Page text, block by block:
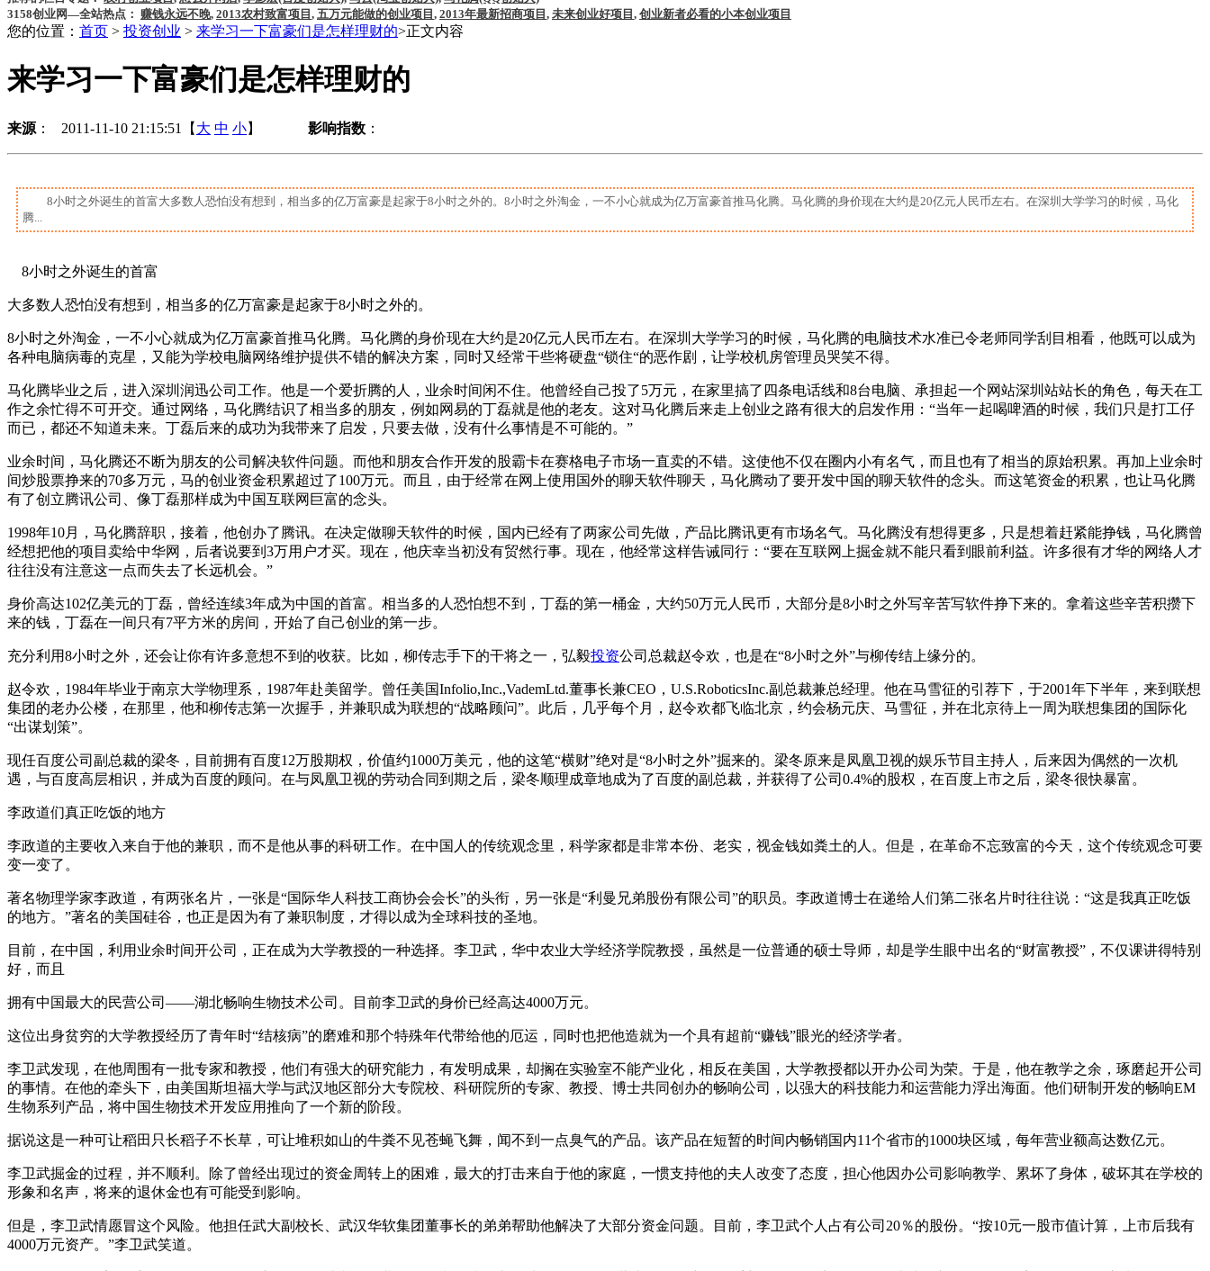
3158创业网—全站热点： 赚钱永远不晚, 2013农村致富项目 , 五万元能做的创业项目 , 2013年最新招商项目 , 未来创业好项目 , 创业新者必看的小本创业项目
您的位置： 首页 > 投资创业 > 来学习一下富豪们是怎样理财的>正文内容
来学习一下富豪们是怎样理财的
来源 ： 2011-11-10 21:15:51【 大 中 小】 影响指数 ：
8小时之外诞生的首富大多数人恐怕没有想到，相当多的亿万富豪是起家于8小时之外的。8小时之外淘金，一不小心就成为亿万富豪首推马化腾。马化腾的身价现在大约是20亿元人民币左右。在深圳大学学习的时候，马化
腾...
8小时之外诞生的首富
大多数人恐怕没有想到，相当多的亿万富豪是起家于8小时之外的。
8小时之外淘金，一不小心就成为亿万富豪首推马化腾。马化腾的身价现在大约是20亿元人民币左右。在深圳大学学习的时候，马化腾的电脑技术水准已令老师同学刮目相看，他既可以成为
各种电脑病毒的克星，又能为学校电脑网络维护提供不错的解决方案，同时又经常干些将硬盘“锁住“的恶作剧，让学校机房管理员哭笑不得。
马化腾毕业之后，进入深圳润迅公司工作。他是一个爱折腾的人，业余时间闲不住。他曾经自己投了5万元，在家里搞了四条电话线和8台电脑、承担起一个网站深圳站站长的角色，每天在工
作之余忙得不可开交。通过网络，马化腾结识了相当多的朋友，例如网易的丁磊就是他的老友。这对马化腾后来走上创业之路有很大的启发作用：“当年一起喝啤酒的时候，我们只是打工仔
而已，都还不知道未来。丁磊后来的成功为我带来了启发，只要去做，没有什么事情是不可能的。”
业余时间，马化腾还不断为朋友的公司解决软件问题。而他和朋友合作开发的股霸卡在赛格电子市场一直卖的不错。这使他不仅在圈内小有名气，而且也有了相当的原始积累。再加上业余时
间炒股票挣来的70多万元，马的创业资金积累超过了100万元。而且，由于经常在网上使用国外的聊天软件聊天，马化腾动了要开发中国的聊天软件的念头。而这笔资金的积累，也让马化腾
有了创立腾讯公司、像丁磊那样成为中国互联网巨富的念头。
1998年10月，马化腾辞职，接着，他创办了腾讯。在决定做聊天软件的时候，国内已经有了两家公司先做，产品比腾讯更有市场名气。马化腾没有想得更多，只是想着赶紧能挣钱，马化腾曾
经想把他的项目卖给中华网，后者说要到3万用户才买。现在，他庆幸当初没有贸然行事。现在，他经常这样告诫同行：“要在互联网上掘金就不能只看到眼前利益。许多很有才华的网络人才
往往没有注意这一点而失去了长远机会。”
身价高达102亿美元的丁磊，曾经连续3年成为中国的首富。相当多的人恐怕想不到，丁磊的第一桶金，大约50万元人民币，大部分是8小时之外写辛苦写软件挣下来的。拿着这些辛苦积攒下
来的钱，丁磊在一间只有7平方米的房间，开始了自己创业的第一步。
充分利用8小时之外，还会让你有许多意想不到的收获。比如，柳传志手下的干将之一，弘毅投资公司总裁赵令欢，也是在“8小时之外”与柳传结上缘分的。
赵令欢，1984年毕业于南京大学物理系，1987年赴美留学。曾任美国Infolio,Inc.,VademLtd.董事长兼CEO，U.S.RoboticsInc.副总裁兼总经理。他在马雪征的引荐下，于2001年下半年，来到联想
集团的老办公楼，在那里，他和柳传志第一次握手，并兼职成为联想的“战略顾问”。此后，几乎每个月，赵令欢都飞临北京，约会杨元庆、马雪征，并在北京待上一周为联想集团的国际化
“出谋划策”。
现任百度公司副总裁的梁冬，目前拥有百度12万股期权，价值约1000万美元，他的这笔“横财”绝对是“8小时之外”掘来的。梁冬原来是凤凰卫视的娱乐节目主持人，后来因为偶然的一次机
遇，与百度高层相识，并成为百度的顾问。在与凤凰卫视的劳动合同到期之后，梁冬顺理成章地成为了百度的副总裁，并获得了公司0.4%的股权，在百度上市之后，梁冬很快暴富。
李政道们真正吃饭的地方
李政道的主要收入来自于他的兼职，而不是他从事的科研工作。在中国人的传统观念里，科学家都是非常本份、老实，视金钱如粪土的人。但是，在革命不忘致富的今天，这个传统观念可要
变一变了。
著名物理学家李政道，有两张名片，一张是“国际华人科技工商协会会长”的头衔，另一张是“利曼兄弟股份有限公司”的职员。李政道博士在递给人们第二张名片时往往说：“这是我真正吃饭
的地方。”著名的美国硅谷，也正是因为有了兼职制度，才得以成为全球科技的圣地。
目前，在中国，利用业余时间开公司，正在成为大学教授的一种选择。李卫武，华中农业大学经济学院教授，虽然是一位普通的硕士导师，却是学生眼中出名的“财富教授”，不仅课讲得特别
好，而且
拥有中国最大的民营公司——湖北畅响生物技术公司。目前李卫武的身价已经高达4000万元。
这位出身贫穷的大学教授经历了青年时“结核病”的磨难和那个特殊年代带给他的厄运，同时也把他造就为一个具有超前“赚钱”眼光的经济学者。
李卫武发现，在他周围有一批专家和教授，他们有强大的研究能力，有发明成果，却搁在实验室不能产业化，相反在美国，大学教授都以开办公司为荣。于是，他在教学之余，琢磨起开公司
的事情。在他的牵头下，由美国斯坦福大学与武汉地区部分大专院校、科研院所的专家、教授、博士共同创办的畅响公司，以强大的科技能力和运营能力浮出海面。他们研制开发的畅响EM
生物系列产品，将中国生物技术开发应用推向了一个新的阶段。
据说这是一种可让稻田只长稻子不长草，可让堆积如山的牛粪不见苍蝇飞舞，闻不到一点臭气的产品。该产品在短暂的时间内畅销国内11个省市的1000块区域，每年营业额高达数亿元。
李卫武掘金的过程，并不顺利。除了曾经出现过的资金周转上的困难，最大的打击来自于他的家庭，一惯支持他的夫人改变了态度，担心他因办公司影响教学、累坏了身体，破坏其在学校的
形象和名声，将来的退休金也有可能受到影响。
但是，李卫武情愿冒这个风险。他担任武大副校长、武汉华软集团董事长的弟弟帮助他解决了大部分资金问题。目前，李卫武个人占有公司20％的股份。“按10元一股市值计算，上市后我有
4000万元资产。”李卫武笑道。